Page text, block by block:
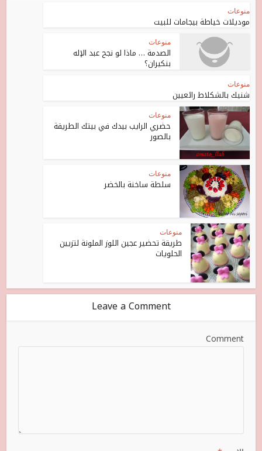
منوعات
موديلات خياطة بيجامات للبيت
منوعات
الصدمة … ماذا لو نجح عبد الإله
بنكيران؟
منوعات
شنيك بالشكلاط رائعيين
منوعات
حضري الرايب بيدك في بيتك الطريقة
بالصور
منوعات
سلطة ساخنة بالخضر
منوعات
طريقة تحضير عجين اللوز الملونة لتزيين
الحلويات
Leave a Comment
Comment